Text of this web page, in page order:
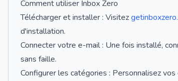
Comment utiliser Inbox Zero
Télécharger et installer : Visitez
d'installation.
Connecter votre e-mail : Une fois installé,
sans faille.
Configurer les catégories : Personnalisez